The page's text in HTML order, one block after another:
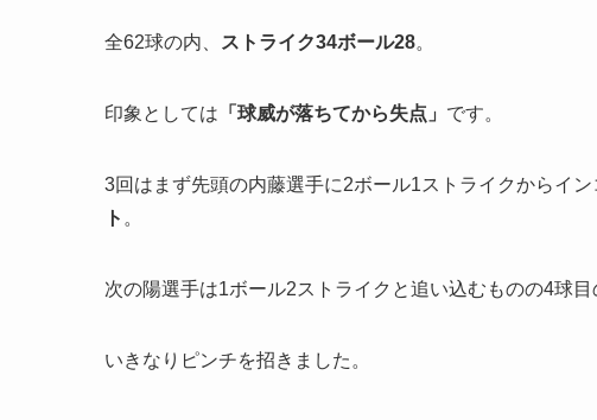
全62球の内、 ストライク34ボール28。
印象としては 「 球威が落ちてから失点」 です。
3回はまず先頭の内藤選手に2ボール1ストライクからイ
ト 。
次の陽選手は1ボール2ストライクと追い込むものの4球
いきなりピンチを招きました。